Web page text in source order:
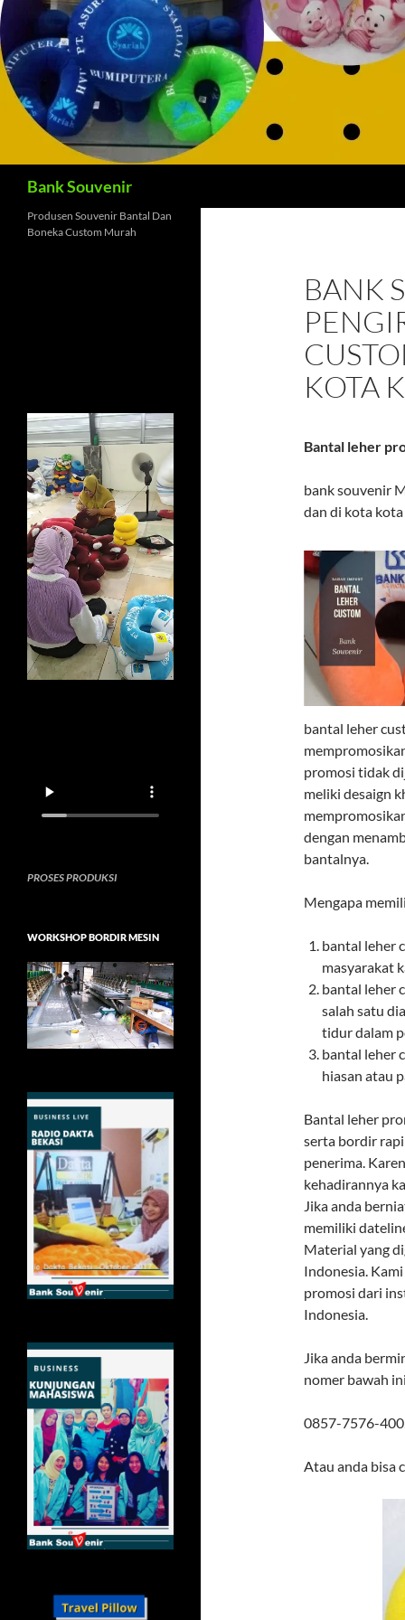
Bank Souvenir
BANK
KOTA
Bantal leher
bank souvenir
dan di kota
bantal leher
promosi tidak
meliki desaign
dengan
bantalnya.
Mengapa
bantal leher
masyarakat
bantal leher
salah satu
tidur dalam
bantal leher
hiasan atau
Bantal leher
serta bordir
penerima.
kehadirannya
Jika anda
memiliki
Material yang
Indonesia.
promosi dari
Indonesia.
Jika anda
nomer bawah ini
0857-7576-
Atau anda bisa
Produsen Souvenir Bantal Dan
Boneka Custom Murah
PROSES PRODUKSI
WORKSHOP BORDIR MESIN